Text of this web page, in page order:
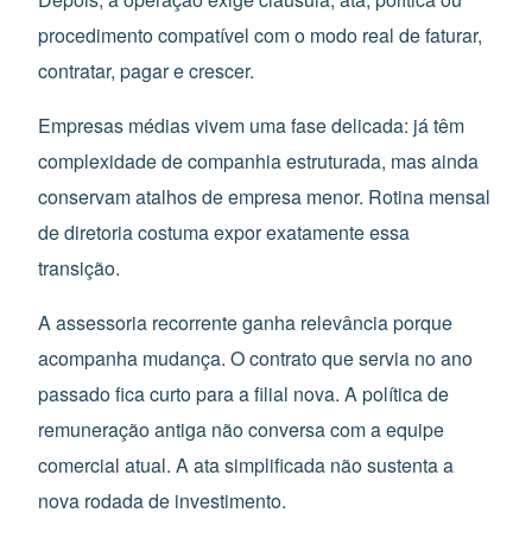
procedimento compatível com o modo real de faturar,
contratar, pagar e crescer.
Empresas médias vivem uma fase delicada: já têm
complexidade de companhia estruturada, mas ainda
conservam atalhos de empresa menor. Rotina mensal
de diretoria costuma expor exatamente essa
transição.
A assessoria recorrente ganha relevância porque
acompanha mudança. O contrato que servia no ano
passado fica curto para a filial nova. A política de
remuneração antiga não conversa com a equipe
comercial atual. A ata simplificada não sustenta a
nova rodada de investimento.